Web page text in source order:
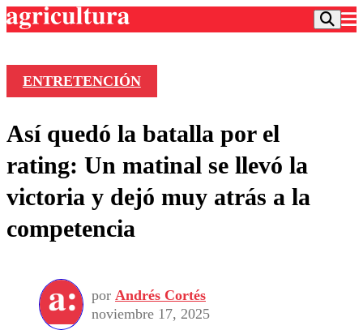
Frecuencias
Agricultura TV
Deportes
Colo Colo
Motor
Torneo Internacional
Torneo Nacional
Entretención
Noticias
Internacional
Nacional
Vida Social
Programas
Comercial
ENTRETENCIÓN
Así quedó la batalla por el
rating: Un matinal se llevó la
victoria y dejó muy atrás a la
competencia
por Andrés Cortés
noviembre 17, 2025